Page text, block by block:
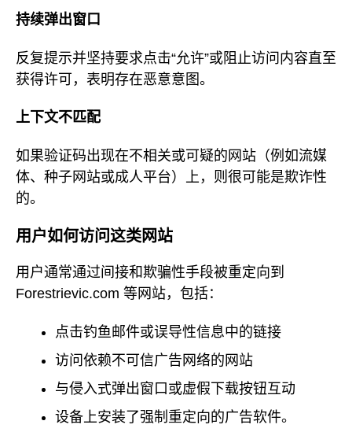
持续弹出窗口
反复提示并坚持要求点击“允许”或阻止访问内容直至
获得许可，表明存在恶意意图。
上下文不匹配
如果验证码出现在不相关或可疑的网站（例如流媒
体、种子网站或成人平台）上，则很可能是欺诈性
的。
用户如何访问这类网站
用户通常通过间接和欺骗性手段被重定向到
Forestrievic.com 等网站，包括：
点击钓鱼邮件或误导性信息中的链接
访问依赖不可信广告网络的网站
与侵入式弹出窗口或虚假下载按钮互动
设备上安装了强制重定向的广告软件。